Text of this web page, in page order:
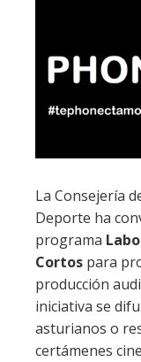
La Consejería
Deporte ha
programa
Cortos para
producción
iniciativa se
asturianos o
certámenes